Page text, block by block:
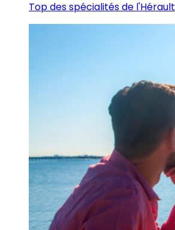
Top des spécialités de l'Hérault